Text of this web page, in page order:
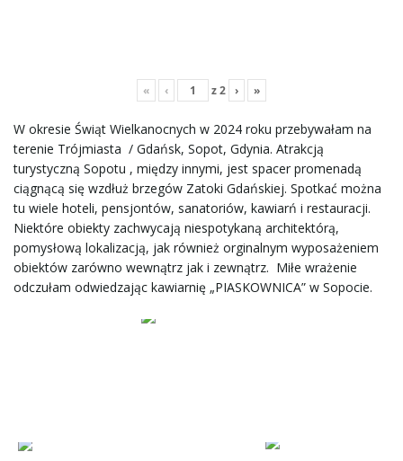
« ‹ z2 › »
W okresie Świąt Wielkanocnych w 2024 roku przebywałam na
terenie Trójmiasta / Gdańsk, Sopot, Gdynia. Atrakcją
turystyczną Sopotu , między innymi, jest spacer promenadą
ciągnącą się wzdłuż brzegów Zatoki Gdańskiej. Spotkać można
tu wiele hoteli, pensjontów, sanatoriów, kawiarń i restauracji.
Niektóre obiekty zachwycają niespotykaną architektórą,
pomysłową lokalizacją, jak również orginalnym wyposażeniem
obiektów zarówno wewnątrz jak i zewnątrz. Miłe wrażenie
odczułam odwiedzając kawiarnię „PIASKOWNICA” w Sopocie.